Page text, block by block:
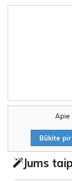
Apie
Būkite
Jums